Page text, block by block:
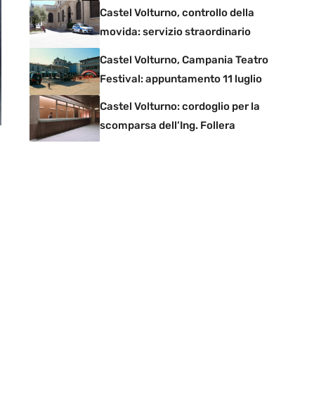
Castel Volturno, controllo della
movida: servizio straordinario
Castel Volturno, Campania Teatro
Festival: appuntamento 11 luglio
Castel Volturno: cordoglio per la
scomparsa dell’Ing. Follera